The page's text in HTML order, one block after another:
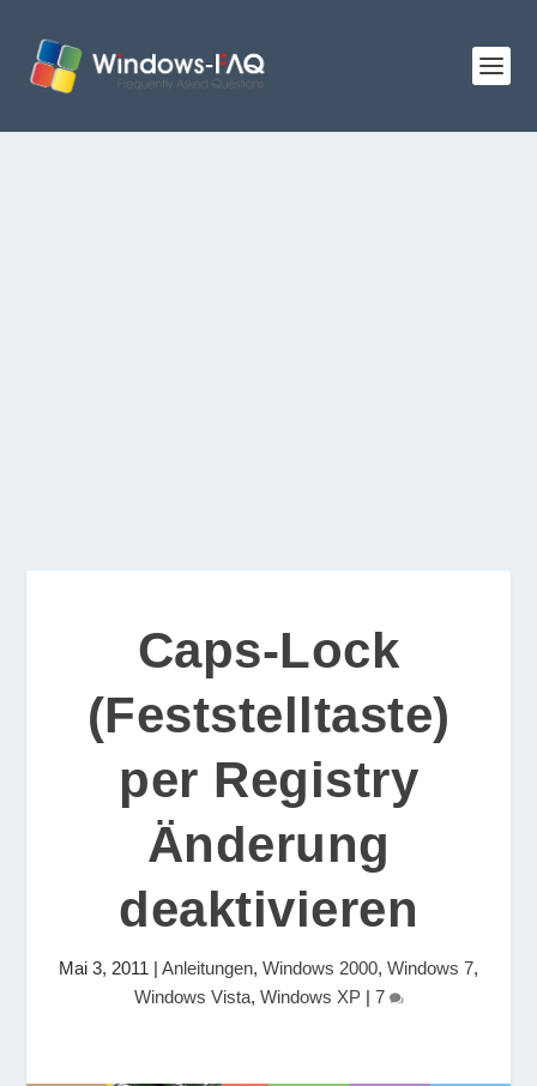
Caps-Lock
(Feststelltaste)
per Registry
Änderung
deaktivieren
Mai 3, 2011 | Anleitungen, Windows 2000, Windows 7,
Windows Vista, Windows XP| 7